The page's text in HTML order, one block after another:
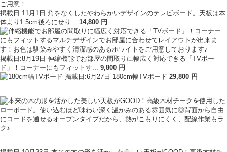
掲載日:11月1日 角をなくしたやわらかいデザインのテレビボード。天板は本
体より1.5cm後ろにせり... 14,800 円
掲載日:8月19日 伸縮機能でお部屋の間取りに幅広く対応できる「TVボー
ド」！コーナーにもフィットす... 9,800 円
掲載日:6月27日 180cm幅TVボード 29,800 円